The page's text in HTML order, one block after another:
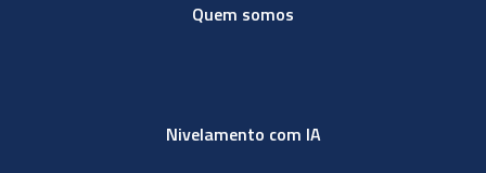
Quem somos
Nivelamento com IA